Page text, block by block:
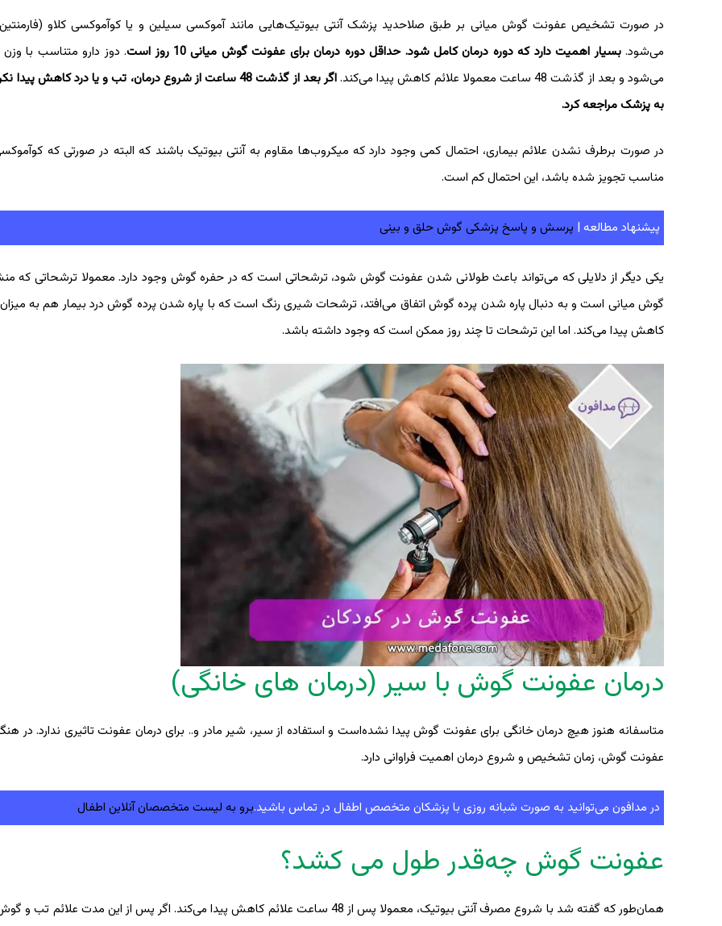
می‌شود.بسیار اهمیت دارد که دوره درمان کامل شود. حداقل دوره درمان برای عفونت گوش میانی 10 روز است
. دوز دارو متناسب با
می‌شود و بعد از گذشت 48 ساعت معمولا علائم کاهش پیدا می‌کند.
اگر بعد از گذشت 48 ساعت از شروع درمان، تب و یا درد کاهش
به پزشک مراجعه کرد.
در صورت برطرف نشدن علائم بیماری، احتمال کمی وجود دارد که میکروب‌ها مقاوم به آنتی بیوتیک باشند که البته در صورتی که
مناسب تجویز شده باشد، این احتمال کم است.
پیشنهاد مطالعه | پرسش و پاسخ پزشکی گوش حلق و بینی
یکی دیگر از دلایلی که می‌تواند باعث طولانی شدن عفونت گوش شود، ترشحاتی است که در حفره گوش وجود دارد. معمولا ترشحاتی که
گوش میانی است و به دنبال پاره شدن پرده گوش اتفاق می‌افتد، ترشحات شیری رنگ است که با پاره شدن پرده گوش درد بیمار هم به
کاهش پیدا می‌کند. اما این ترشحات تا چند روز ممکن است که وجود داشته باشد.
درمان عفونت گوش با سیر (درمان های خانگی)
متاسفانه هنوز هیچ درمان خانگی برای عفونت گوش پیدا نشده‌است و استفاده از سیر، شیر مادر و.. برای درمان عفونت تاثیری ندارد. در
عفونت گوش، زمان تشخیص و شروع درمان اهمیت فراوانی دارد.
در مدافون می‌توانید به صورت شبانه روزی با پزشکان متخصص اطفال در تماس باشید.برو به لیست متخصصان آنلاین اطفال
عفونت گوش ‌‌چه‌قدر طول می کشد؟
همان‌طور که گفته شد با شروع مصرف آنتی بیوتیک، معمولا پس از 48 ساعت علائم کاهش پیدا می‌کند. اگر پس از این مدت